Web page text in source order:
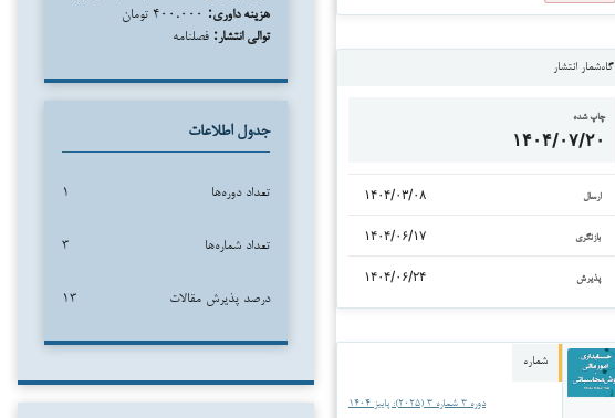
گاه‌شمار انتشار
چاپ شده
۱۴۰۴/۰۷/۲۰
ارسال ۱۴۰۴/۰۳/۰۸
بازنگری ۱۴۰۴/۰۶/۱۷
پذیرش ۱۴۰۴/۰۶/۲۴
شماره
دوره ۳ شماره ۳ (۲۰۲۵): پاییز ۱۴۰۴
هزینه داوری:
توالی انتشار: فصلنامه
جدول اطلاعات
تعداد دوره‌ها ۱
تعداد شماره‌ها ۳
درصد پذیرش مقالات ۱۳